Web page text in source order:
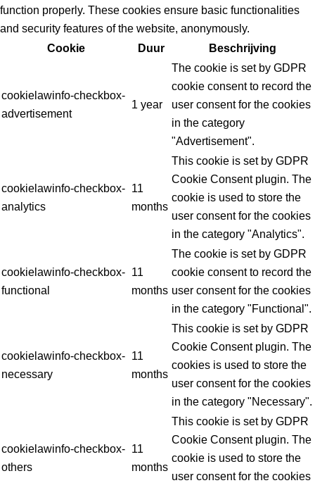
function properly. These cookies ensure basic functionalities
and security features of the website, anonymously.
Cookie
Duur Beschrijving
cookielawinfo-checkbox-
advertisement
1 year
The cookie is set by GDPR
cookie consent to record the
user consent for the cookies
in the category
"Advertisement".
cookielawinfo-checkbox-
analytics
11
months
This cookie is set by GDPR
Cookie Consent plugin. The
cookie is used to store the
user consent for the cookies
in the category "Analytics".
cookielawinfo-checkbox-
functional
11
months
The cookie is set by GDPR
cookie consent to record the
user consent for the cookies
in the category "Functional".
cookielawinfo-checkbox-
necessary
11
months
This cookie is set by GDPR
Cookie Consent plugin. The
cookies is used to store the
user consent for the cookies
in the category "Necessary".
cookielawinfo-checkbox-
others
11
months
This cookie is set by GDPR
Cookie Consent plugin. The
cookie is used to store the
user consent for the cookies